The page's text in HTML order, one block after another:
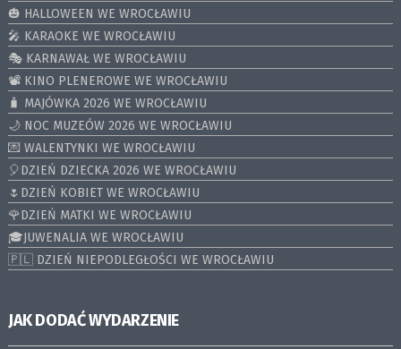
🎃 HALLOWEEN WE WROCŁAWIU
🎤 KARAOKE WE WROCŁAWIU
🎭 KARNAWAŁ WE WROCŁAWIU
📽️ KINO PLENEROWE WE WROCŁAWIU
🧳 MAJÓWKA 2026 WE WROCŁAWIU
🌙 NOC MUZEÓW 2026 WE WROCŁAWIU
💌 WALENTYNKI WE WROCŁAWIU
🎈DZIEŃ DZIECKA 2026 WE WROCŁAWIU
🌷DZIEŃ KOBIET WE WROCŁAWIU
🌹DZIEŃ MATKI WE WROCŁAWIU
🎓JUWENALIA WE WROCŁAWIU
🇵🇱 DZIEŃ NIEPODLEGŁOŚCI WE WROCŁAWIU
JAK DODAĆ WYDARZENIE